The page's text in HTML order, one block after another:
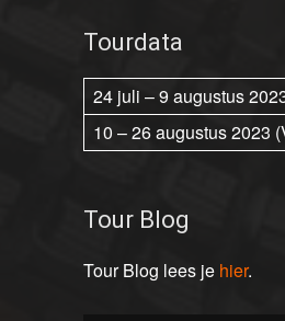
Tourdata
24 juli – 9 augustus
10 – 26 augustus 2023
Tour Blog
Tour Blog lees je hier.